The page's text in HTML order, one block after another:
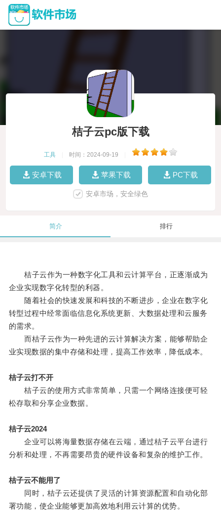
桔子云pc版下载
工具 时间：2024-09-19
安卓下载 苹果下载 PC下载
安卓市场，安全绿色
简介 排行
桔子云作为一种数字化工具和云计算平台，正逐渐成为
企业实现数字化转型的利器。
随着社会的快速发展和科技的不断进步，企业在数字化
转型过程中经常面临信息化系统更新、大数据处理和云服务
的需求。
而桔子云作为一种先进的云计算解决方案，能够帮助企
业实现数据的集中存储和处理，提高工作效率，降低成本。
桔子云打不开
桔子云的使用方式非常简单，只需一个网络连接便可轻
松存取和分享企业数据。
桔子云2024
企业可以将海量数据存储在云端，通过桔子云平台进行
分析和处理，不再需要昂贵的硬件设备和复杂的维护工作。
桔子云不能用了
同时，桔子云还提供了灵活的计算资源配置和自动化部
署功能，使企业能够更加高效地利用云计算的优势。